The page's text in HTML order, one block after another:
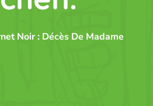
Noir : Décès De Madame